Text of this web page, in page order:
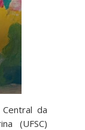
da
(UFSC)